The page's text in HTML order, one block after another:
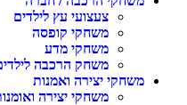
צעצועי עץ לילדים
משחקי קופסה
משחקי מדע
משחק הרכבה לילדים
יצירה ואמנות
משחקי יצירה ואומנות לילדים